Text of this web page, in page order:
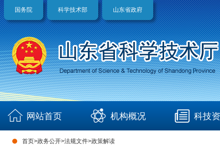
国务院 科学技术部 山东省政府
网站首页 机构概况 科技
首页>政务公开>法规文件>政策解读